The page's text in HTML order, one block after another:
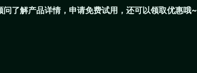
了解产品详情，申请免费试用，还可以领取优惠哦~